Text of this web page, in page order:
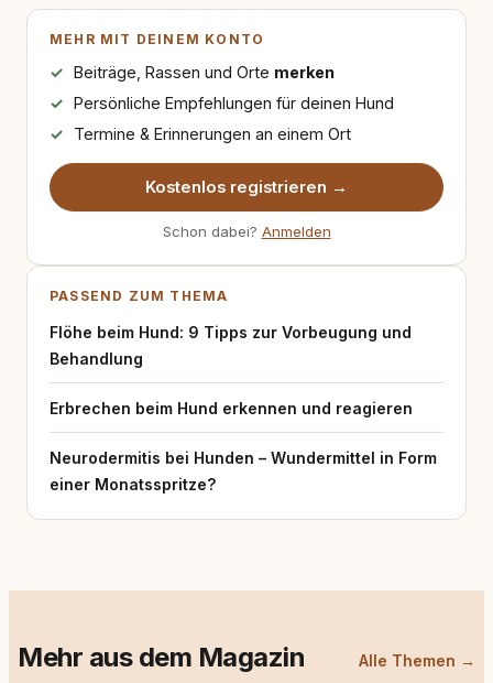
MEHR MIT DEINEM KONTO
Beiträge, Rassen und Orte merken
Persönliche Empfehlungen für deinen Hund
Termine & Erinnerungen an einem Ort
Kostenlos registrieren →
Schon dabei? Anmelden
PASSEND ZUM THEMA
Flöhe beim Hund: 9 Tipps zur Vorbeugung und
Behandlung
Erbrechen beim Hund erkennen und reagieren
Neurodermitis bei Hunden – Wundermittel in Form
einer Monatsspritze?
Mehr aus dem Magazin Alle Themen →